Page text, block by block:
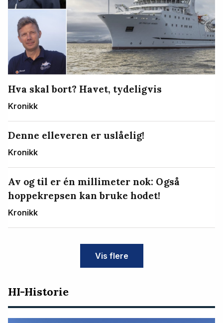
Hva skal bort? Havet, tydeligvis
Kronikk
Denne elleveren er uslåelig!
Kronikk
Av og til er én millimeter nok: Også
hoppekrepsen kan bruke hodet!
Kronikk
Vis flere
HI-Historie